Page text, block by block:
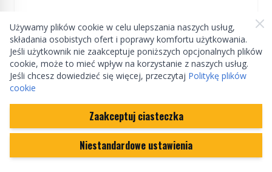
Używamy plików cookie w celu ulepszania naszych usług,
składania osobistych ofert i poprawy komfortu użytkowania.
Jeśli użytkownik nie zaakceptuje poniższych opcjonalnych plików
cookie, może to mieć wpływ na korzystanie z naszych usług.
Jeśli chcesz dowiedzieć się więcej, przeczytaj Politykę plików
cookie
Zaakceptuj ciasteczka
Niestandardowe ustawienia
Manufactured by Land rover
Kamera cofania Discovery 5 do 2020
(VIN:L2999999) / RR L405 od 2017
(VIN:HA000001) / RR Sport od 2014 od 2017
(VIN:HA000001)
Na zamówienie
(cena może ulec zmianie)